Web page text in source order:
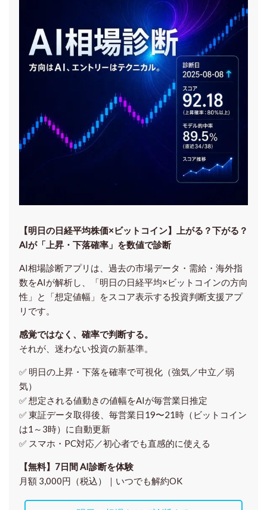
【明日の⽇経平均株価×ビットコイン】上がる？下がる？
AIが「上昇・下落確率」を数値で診断
AI相場診断アプリは、過去の市場データ・需給・海外指
数をAIが解析し、「明日の日経平均×ビットコインの方向
性」と「想定値幅」をスコア表示する投資判断支援アプ
リです。
感覚ではなく、確率で判断する。
それが、迷わない投資の新基準。
✅ 明日の上昇・下落を確率で可視化（強気／中立／弱
気）
✅ 想定される値動きの値幅をAIが毎営業日推定
✅ 東証データ取得後、 毎営業日19〜21時（ビットコイン
は1～3時）に自動更新
✅ スマホ・PC対応／初心者でも直感的に使える
【無料】7日間 AI診断を体験
月額 3,000円（税込）｜いつでも解約OK